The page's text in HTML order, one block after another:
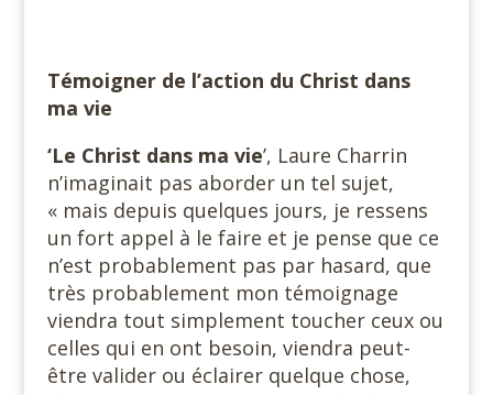
Témoigner de l’action du Christ dans
ma vie
‘Le Christ dans ma vie’, Laure Charrin
n’imaginait pas aborder un tel sujet,
« mais depuis quelques jours, je ressens
un fort appel à le faire et je pense que ce
n’est probablement pas par hasard, que
très probablement mon témoignage
viendra tout simplement toucher ceux ou
celles qui en ont besoin, viendra peut-
être valider ou éclairer quelque chose,